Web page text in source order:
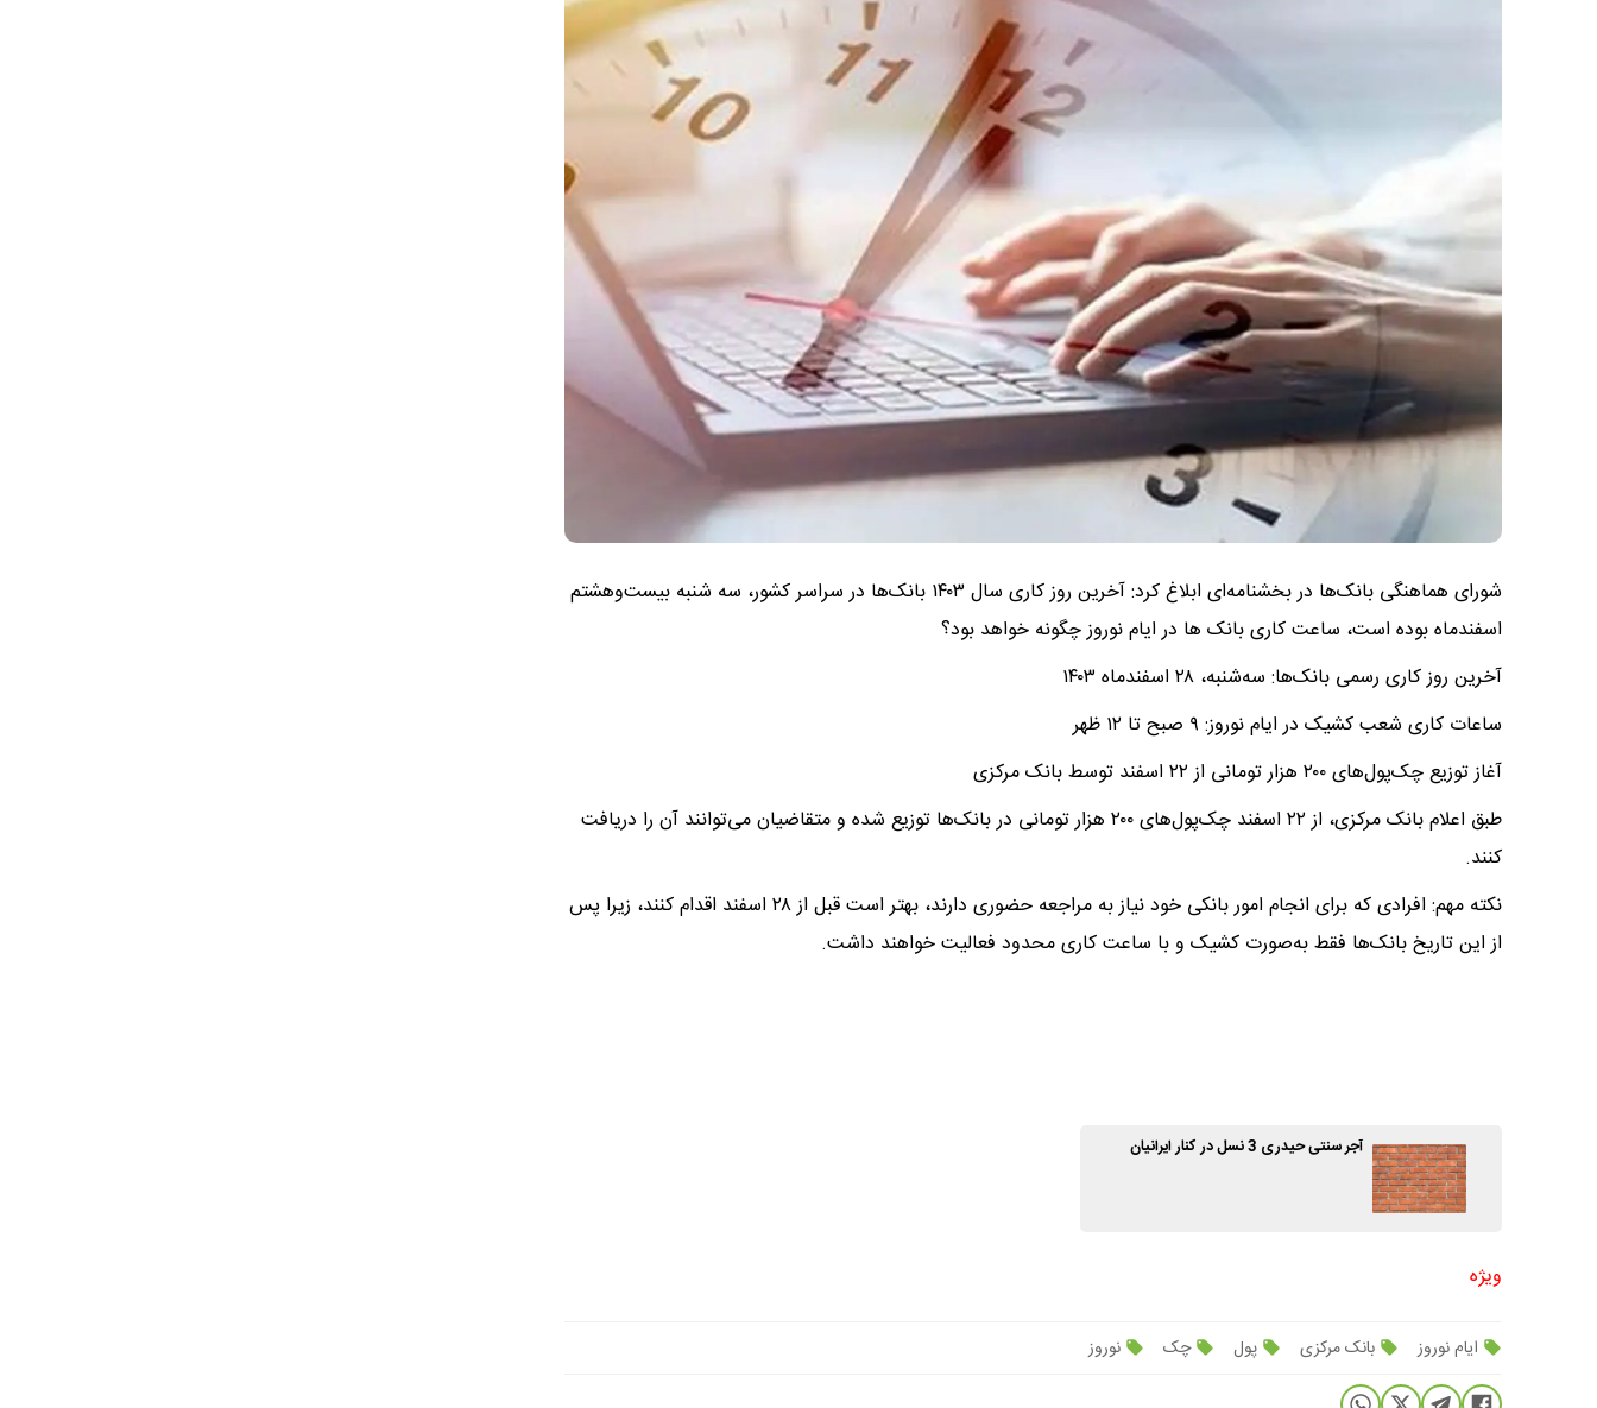
شورای هماهنگی بانک‌ها در بخشنامه‌ای ابلاغ کرد: آخرین روز کاری سال ۱۴۰۳ بانک‌ها در سراسر کشور، سه شنبه بیست‌وهشتم
اسفندماه بوده است، ساعت کاری بانک ها در ایام نوروز چگونه خواهد بود؟
آخرین روز کاری رسمی بانک‌ها: سه‌شنبه، ۲۸ اسفندماه ۱۴۰۳
ساعات کاری شعب کشیک در ایام نوروز: ۹ صبح تا ۱۲ ظهر
آغاز توزیع چک‌پول‌های ۲۰۰ هزار تومانی از ۲۲ اسفند توسط بانک مرکزی
طبق اعلام بانک مرکزی، از ۲۲ اسفند چک‌پول‌های ۲۰۰ هزار تومانی در بانک‌ها توزیع شده و متقاضیان می‌توانند آن را دریافت
کنند.
نکته مهم: افرادی که برای انجام امور بانکی خود نیاز به مراجعه حضوری دارند، بهتر است قبل از ۲۸ اسفند اقدام کنند، زیرا پس
از این تاریخ بانک‌ها فقط به‌صورت کشیک و با ساعت کاری محدود فعالیت خواهند داشت.
آجر سنتی حیدری 3 نسل در کنار ایرانیان
ویژه
ایام نوروز بانک مرکزی پول چک نوروز